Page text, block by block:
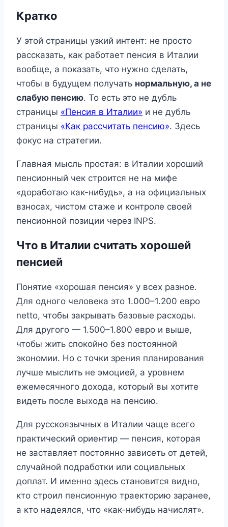
Кратко
У этой страницы узкий интент: не просто
рассказать, как работает пенсия в Италии
вообще, а показать, что нужно сделать,
чтобы в будущем получать нормальную, а не
слабую пенсию. То есть это не дубль
страницы «Пенсия в Италии» и не дубль
страницы «Как рассчитать пенсию». Здесь
фокус на стратегии.
Главная мысль простая: в Италии хороший
пенсионный чек строится не на мифе
«доработаю как-нибудь», а на официальных
взносах, чистом стаже и контроле своей
пенсионной позиции через INPS.
Что в Италии считать хорошей
пенсией
Понятие «хорошая пенсия» у всех разное.
Для одного человека это 1.000–1.200 евро
netto, чтобы закрывать базовые расходы.
Для другого — 1.500–1.800 евро и выше,
чтобы жить спокойно без постоянной
экономии. Но с точки зрения планирования
лучше мыслить не эмоцией, а уровнем
ежемесячного дохода, который вы хотите
видеть после выхода на пенсию.
Для русскоязычных в Италии чаще всего
практический ориентир — пенсия, которая
не заставляет постоянно зависеть от детей,
случайной подработки или социальных
доплат. И именно здесь становится видно,
кто строил пенсионную траекторию заранее,
а кто надеялся, что «как-нибудь начислят».